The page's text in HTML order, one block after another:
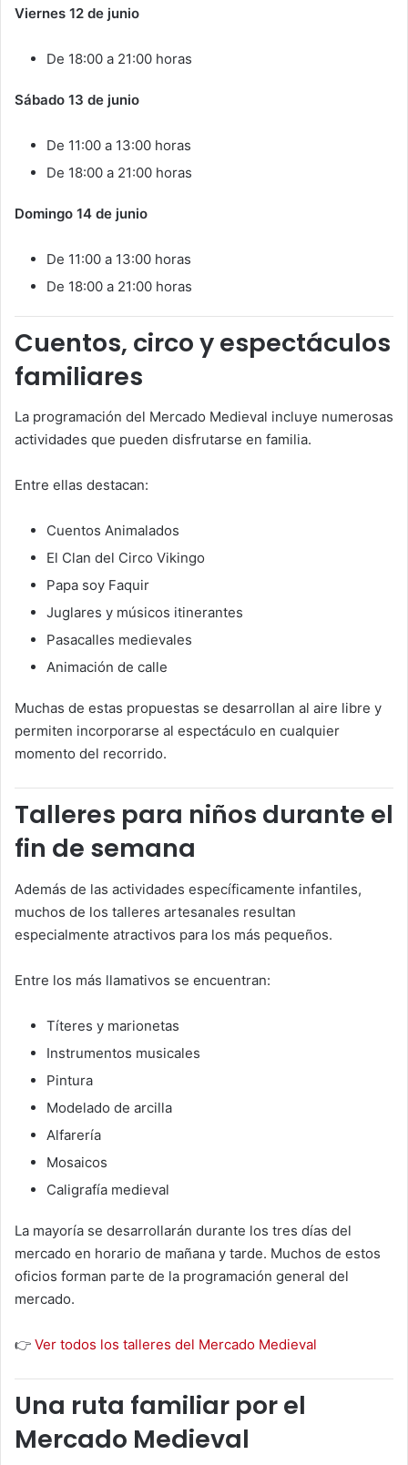
Viernes 12 de junio
De 18:00 a 21:00 horas
Sábado 13 de junio
De 11:00 a 13:00 horas
De 18:00 a 21:00 horas
Domingo 14 de junio
De 11:00 a 13:00 horas
De 18:00 a 21:00 horas
Cuentos, circo y espectáculos
familiares
La programación del Mercado Medieval incluye numerosas
actividades que pueden disfrutarse en familia.
Entre ellas destacan:
Cuentos Animalados
El Clan del Circo Vikingo
Papa soy Faquir
Juglares y músicos itinerantes
Pasacalles medievales
Animación de calle
Muchas de estas propuestas se desarrollan al aire libre y
permiten incorporarse al espectáculo en cualquier
momento del recorrido.
Talleres para niños durante el
fin de semana
Además de las actividades específicamente infantiles,
muchos de los talleres artesanales resultan
especialmente atractivos para los más pequeños.
Entre los más llamativos se encuentran:
Títeres y marionetas
Instrumentos musicales
Pintura
Modelado de arcilla
Alfarería
Mosaicos
Caligrafía medieval
La mayoría se desarrollarán durante los tres días del
mercado en horario de mañana y tarde. Muchos de estos
oficios forman parte de la programación general del
mercado.
👉 Ver todos los talleres del Mercado Medieval
Una ruta familiar por el
Mercado Medieval